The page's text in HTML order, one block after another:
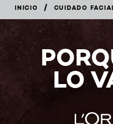
INICIO / CUIDADO
AHORA
LO